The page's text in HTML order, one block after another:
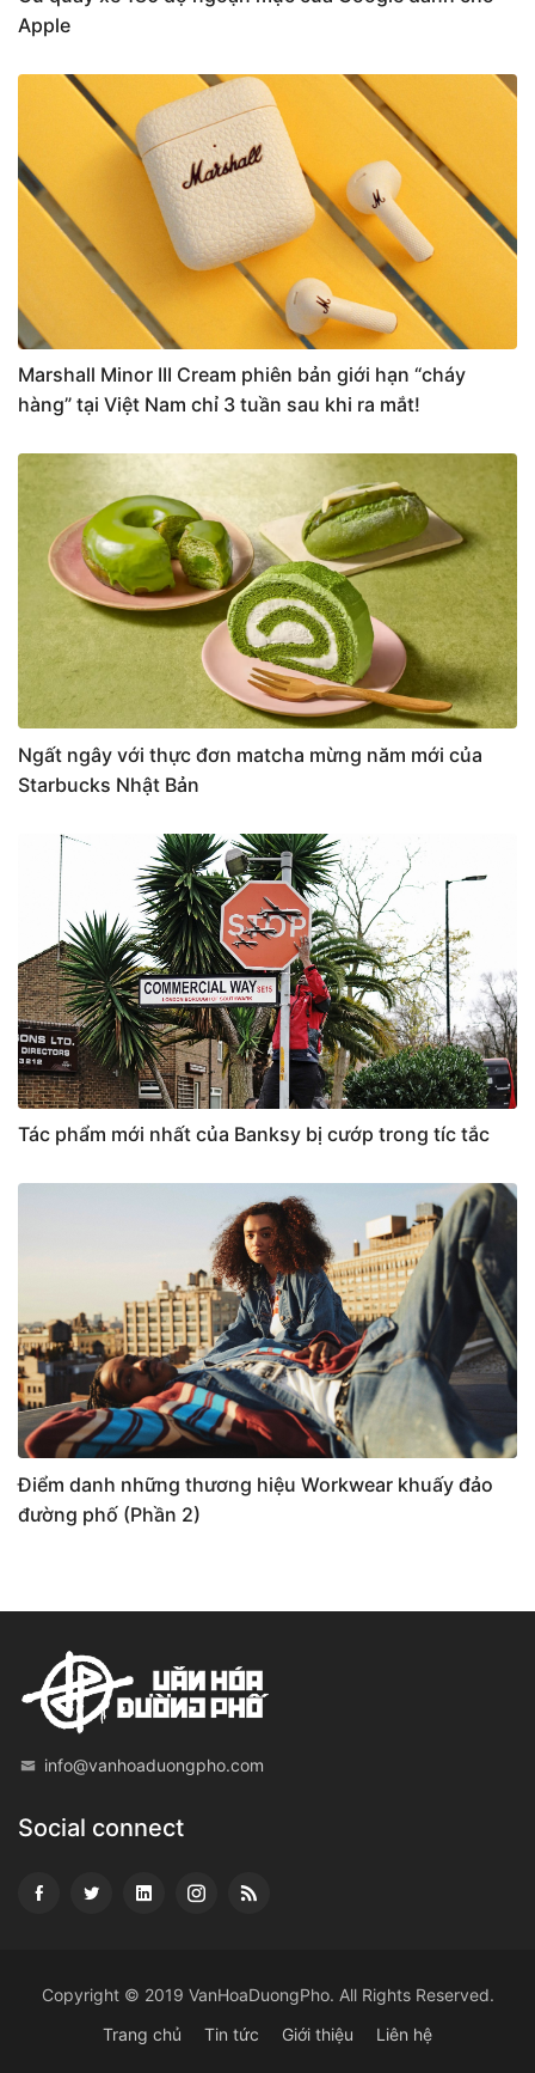
Apple
Marshall Minor III Cream phiên bản giới hạn “cháy
hàng” tại Việt Nam chỉ 3 tuần sau khi ra mắt!
Ngất ngây với thực đơn matcha mừng năm mới của
Starbucks Nhật Bản
Tác phẩm mới nhất của Banksy bị cướp trong tíc tắc
Điểm danh những thương hiệu Workwear khuấy đảo
đường phố (Phần 2)
info@vanhoaduongpho.com
Social connect
Copyright © 2019 VanHoaDuongPho. All Rights Reserved.
Trang chủ
Tin tức Giới thiệu Liên hệ